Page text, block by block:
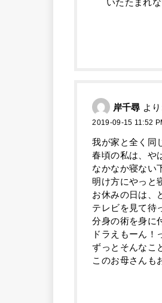
いたたまれ
岸千尋 よ
2019-09-15 11:52
我が家と全く同
春頃の私は、や
なかなか寝ない
明け方にやっと
お休みの日は、
テレビを見て待
分身の術を身に
ドラえもーん！
ずっとそんなこ
このお母さんも